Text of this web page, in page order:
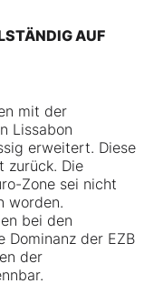
AUF
mit der
Lissabon
erweitert. Diese
zurück. Die
Zone sei nicht
worden.
bei den
Dominanz der EZB
der